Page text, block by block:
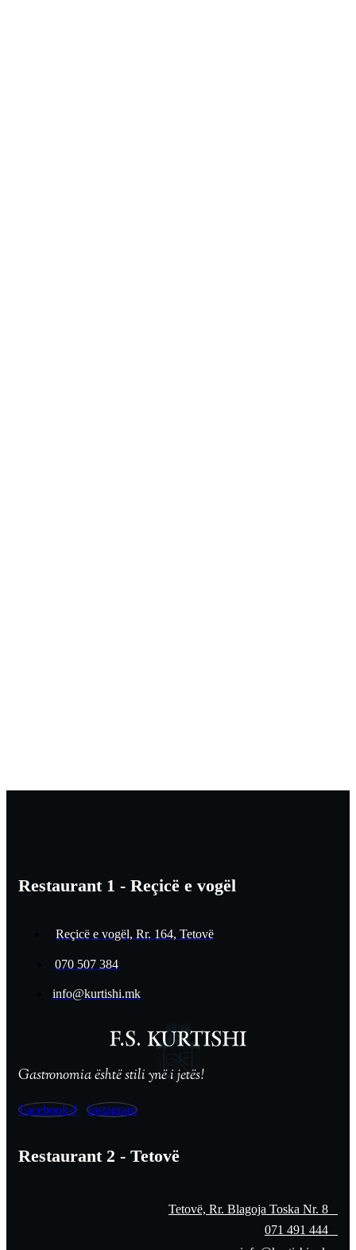
Restaurant 1 - Reçicë e vogël
Reçicë e vogël, Rr. 164, Tetovë
070 507 384
info@kurtishi.mk
Gastronomia është stili ynë i jetës!
Facebook-f Instagram
Restaurant 2 - Tetovë
Tetovë, Rr. Blagoja Toska Nr. 8
071 491 444